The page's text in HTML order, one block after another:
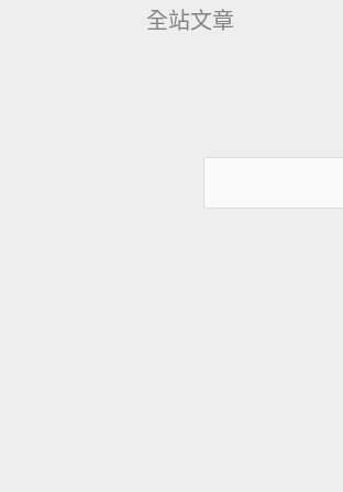
全站文章